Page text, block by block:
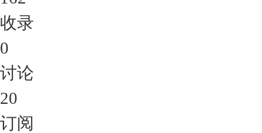
收录
0
讨论
20
订阅